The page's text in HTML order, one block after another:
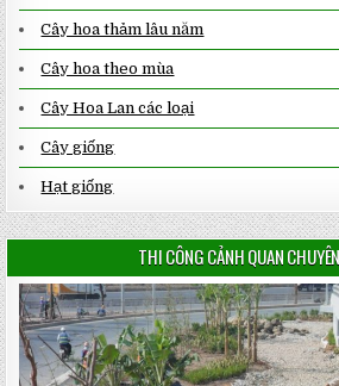
Cây hoa thảm lâu năm
Cây hoa theo mùa
Cây Hoa Lan các loại
Cây giống
Hạt giống
THI CÔNG CẢNH QUAN